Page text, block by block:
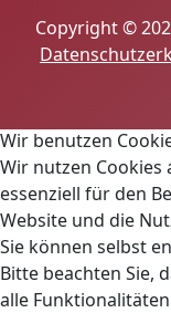
Copyright ©
Wir benutzen
Wir nutzen Cookies
essenziell für den
Website und die
Sie können selbst
Bitte beachten Sie,
alle